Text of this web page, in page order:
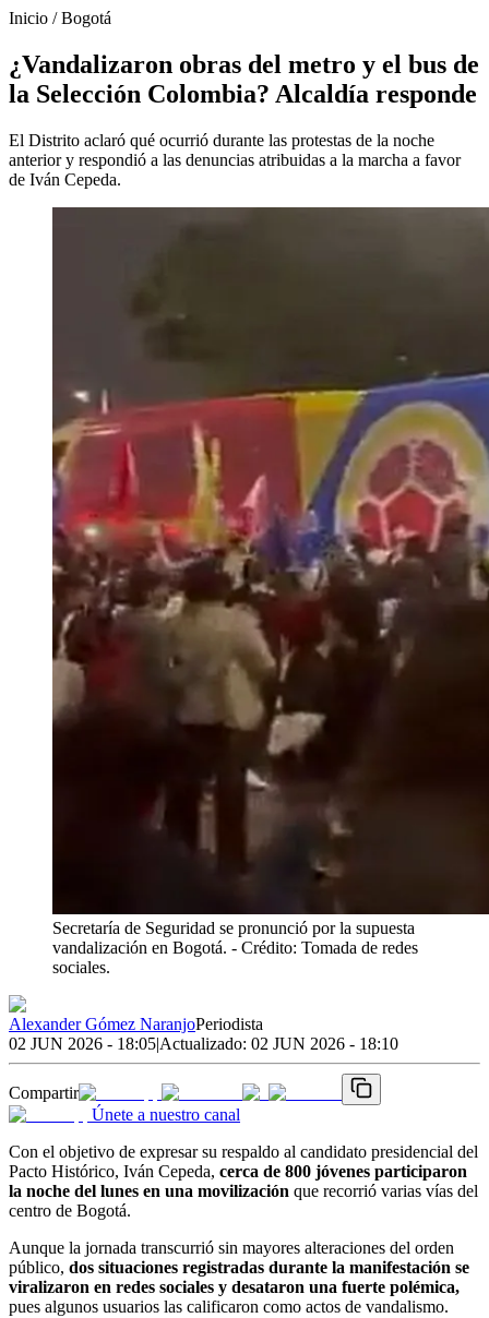
Inicio /Bogotá
¿Vandalizaron obras del metro y el bus de
la Selección Colombia? Alcaldía responde
El Distrito aclaró qué ocurrió durante las protestas de la noche
anterior y respondió a las denuncias atribuidas a la marcha a favor
de Iván Cepeda.
Secretaría de Seguridad se pronunció por la supuesta
vandalización en Bogotá. - Crédito: Tomada de redes
sociales.
Alexander Gómez NaranjoPeriodista
02 JUN 2026 - 18:05|Actualizado: 02 JUN 2026 - 18:10
Compartir
Únete a nuestro canal
Con el objetivo de expresar su respaldo al candidato presidencial del
Pacto Histórico, Iván Cepeda, cerca de 800 jóvenes participaron
la noche del lunes en una movilización que recorrió varias vías del
centro de Bogotá.
Aunque la jornada transcurrió sin mayores alteraciones del orden
público, dos situaciones registradas durante la manifestación se
viralizaron en redes sociales y desataron una fuerte polémica,
pues algunos usuarios las calificaron como actos de vandalismo.